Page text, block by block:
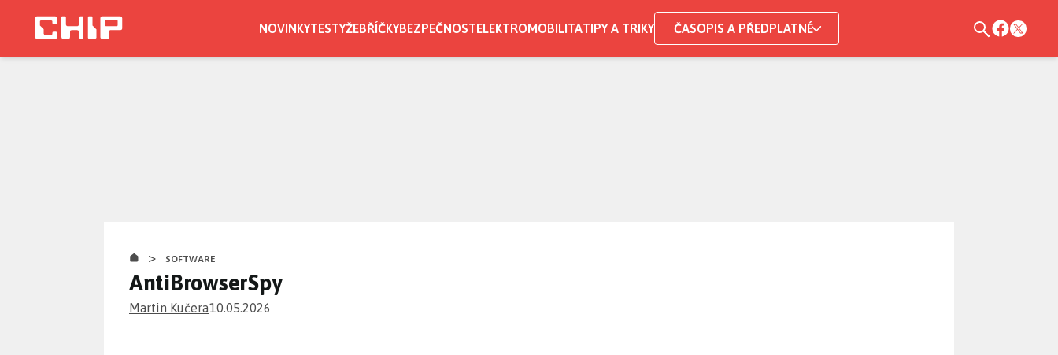
NOVINKYTESTYŽEBŘÍČKYBEZPEČNOSTELEKTROMOBILITATIPY A TRIKY ČASOPIS A PŘEDPLATNÉ
> SOFTWARE
AntiBrowserSpy
Martin Kučera10.05.2026